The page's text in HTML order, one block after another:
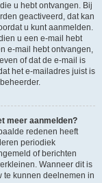
u hebt ontvangen. Bij
geactiveerd, dat kan
u kunt aanmelden.
u een e-mail hebt
e-mail hebt ontvangen,
of dat de e-mail is
het e-mailadres juist is
meer aanmelden?
redenen heeft
periodiek
of berichten
Wanneer dit is
te kunnen deelnemen in